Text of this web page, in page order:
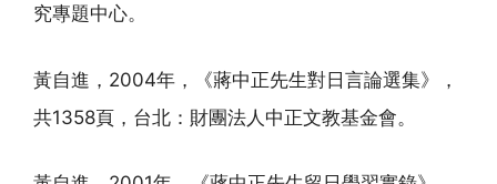
究專題中心。
黃自進，2004年，《蔣中正先生對日言論選集》，
共1358頁，台北：財團法人中正文教基金會。